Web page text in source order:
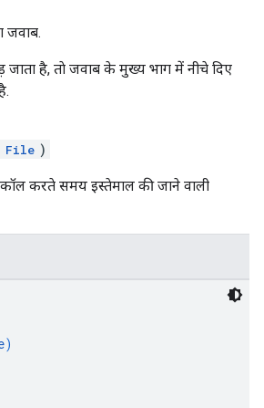
जवाब.
है, ताे जवाब के मुख्य भाग में नीचे दिए
File )
करते समय इस्तेमाल की जाने वाली
)